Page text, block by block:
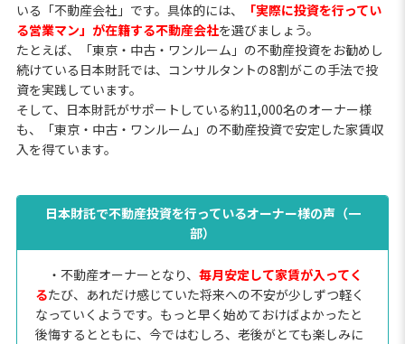
いる「不動産会社」です。具体的には、
「実際に投資を行ってい
る営業マン」が在籍する不動産会社を選びましょう。
たとえば、「東京・中古・ワンルーム」の不動産投資をお勧めし
続けている日本財託では、コンサルタントの8割がこの手法で投
資を実践しています。
そして、日本財託がサポートしている約11,000名のオーナー様
も、「東京・中古・ワンルーム」の不動産投資で安定した家賃収
入を得ています。
日本財託で不動産投資を行っているオーナー様の声（一
部）
・不動産オーナーとなり、 毎月安定して家賃が入ってく
るたび、あれだけ感じていた将来への不安が少しずつ軽く
なっていくようです。もっと早く始めておけばよかったと
後悔するとともに、今ではむしろ、老後がとても楽しみに